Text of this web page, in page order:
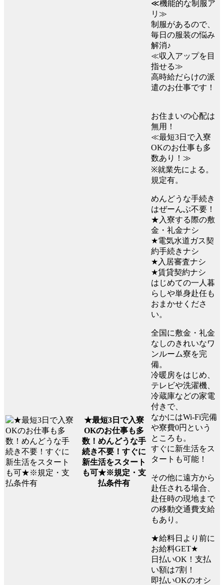
≪機能的な制服ア
リ≫
制服があるので、
毎日の服装の悩み
解消♪
≪収入アップを目
指せる≫
高時給だらけの派
遣のお仕事です！
★最短3日で入寮
OKのお仕事も多
数！めんどうな手
続き不要！すぐに
新生活をスタート
も可★※規定・支
払条件有
お住まいの心配は
無用！
≪最短3日で入寮
OKのお仕事も多
数あり！≫
※就業先による。
規定有。
めんどうな手続き
はぜーんぶ不要！
★入寮する際の敷
金・礼金ナシ
★電気水道ガス契
約手続きナシ
★入居審査ナシ
★賃貸契約ナシ
はじめての一人暮
らしや単身赴任も
おまかせくださ
い。
全国に敷金・礼金
なしのきれいなワ
ンルーム寮を完
備。
冷暖房をはじめ、
テレビや洗濯機、
冷蔵庫などの家電
付きで、
なかにはWi-Fi完備
や寮費0円という
ところも。
すぐに新生活をス
タートも可能！
その他に遠方から
赴任される場合、
赴任時の現地まで
の移動交通費支給
もあり。
★給料日より前に
お給料GET★
日払いOK！支払
い額は7割！
即払いOKのオシ